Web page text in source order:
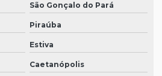
São Gonçalo do Pará
Piraúba
Estiva
Caetanópolis